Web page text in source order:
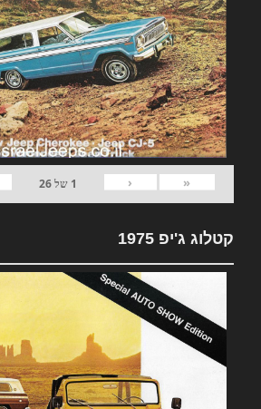
«
‹
1 של26
קטלוג ג'יפ 1975